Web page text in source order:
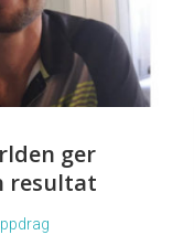
ger
resultat